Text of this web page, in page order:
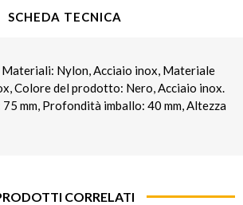
SCHEDA TECNICA
Nylon, Acciaio inox, Materiale
Colore del prodotto: Nero, Acciaio inox.
mm, Profondità imballo: 40 mm, Altezza
CORRELATI